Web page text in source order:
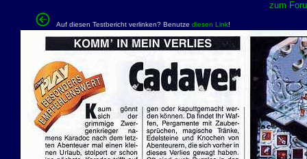
zum
Auf diesen Testbericht verlinken? Benutze diesen Link!